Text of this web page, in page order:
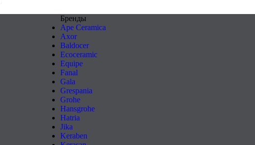
Бренды
Ape Ceramica
Axor
Baldocer
Ecoceramic
Equipe
Fanal
Gala
Grespania
Grohe
Hansgrohe
Hatria
Jika
Keraben